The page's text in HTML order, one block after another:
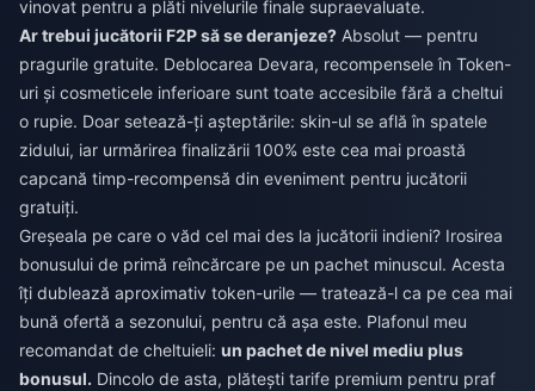
vinovat pentru a plăti nivelurile finale supraevaluate.
Ar trebui jucătorii F2P să se deranjeze? Absolut — pentru
pragurile gratuite. Deblocarea Devara, recompensele în Token-
uri și cosmeticele inferioare sunt toate accesibile fără a cheltui
o rupie. Doar setează-ți așteptările: skin-ul se află în spatele
zidului, iar urmărirea finalizării 100% este cea mai proastă
capcană timp-recompensă din eveniment pentru jucătorii
gratuiți.
Greșeala pe care o văd cel mai des la jucătorii indieni? Irosirea
bonusului de primă reîncărcare pe un pachet minuscul. Acesta
îți dublează aproximativ token-urile — tratează-l ca pe cea mai
bună ofertă a sezonului, pentru că așa este. Plafonul meu
recomandat de cheltuieli: un pachet de nivel mediu plus
bonusul. Dincolo de asta, plătești tarife premium pentru praf